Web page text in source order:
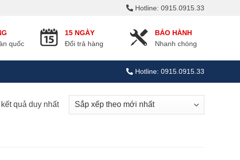
Hotline: 0915.0915.33
quốc
15 NGÀY
Đổi trả hàng
BẢO HÀNH
Nhanh chóng
Hotline: 0915.0915.33
quả duy nhất